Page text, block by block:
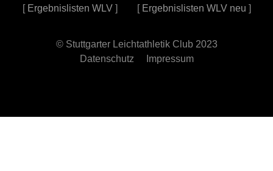
[ Ergebnislisten WLV] [ Ergebnislisten WLV neu ]
© Stuttgarter Leichtathletik Club 2023
Datenschutz
Impressum